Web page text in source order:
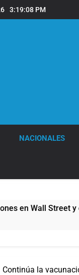
3:19:09 PM
NACIONALES
Street y el
Continúa la